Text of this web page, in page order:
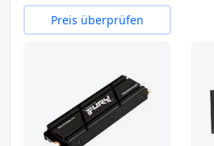
Preis überprüfen